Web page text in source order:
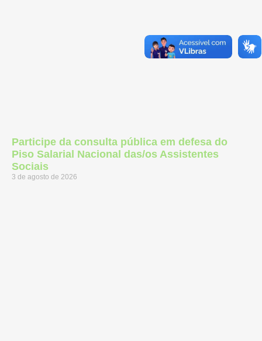
Participe da consulta pública em defesa do
Piso Salarial Nacional das/os Assistentes
Sociais
3 de agosto de 2026